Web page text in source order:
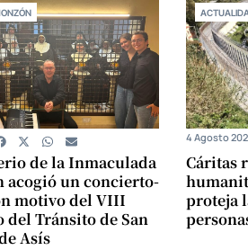
de la Inmaculada
acogió un concierto-
motivo del VIII
del Tránsito de San
Asís
Cáritas
proteja
4 Agosto